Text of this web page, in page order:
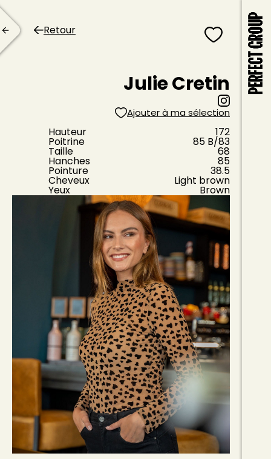
Retour
Julie Cretin
Ajouter à ma sélection
Hauteur 172
Poitrine 85 B/83
Taille 68
Hanches 85
Pointure 38.5
Cheveux Light brown
Yeux Brown